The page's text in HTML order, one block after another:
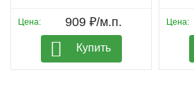
Цена: 909 ₽/м.п.
Купить
Цена: